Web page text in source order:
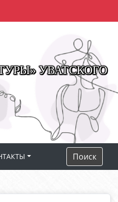
УВАТСКОГО
Поиск